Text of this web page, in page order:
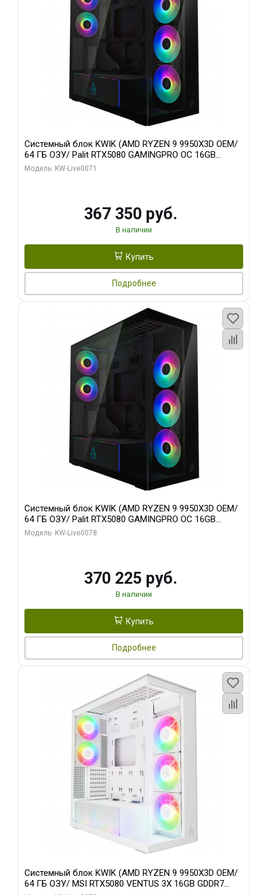
Системный блок KWIK (AMD RYZEN 9 9950X3D OEM/
64 ГБ ОЗУ/ Palit RTX5080 GAMINGPRO OC 16GB
GDDR7 256bit 3xDP HD/ 960 ГБ SSD)
Модель: KW-Live0071
367 350 руб.
В наличии
Купить
Подробнее
Системный блок KWIK (AMD RYZEN 9 9950X3D OEM/
64 ГБ ОЗУ/ Palit RTX5080 GAMINGPRO OC 16GB
GDDR7 256bit 3xDP HD/ 1 ТБ SSD)
Модель: KW-Live0078
370 225 руб.
В наличии
Купить
Подробнее
Системный блок KWIK (AMD RYZEN 9 9950X3D OEM/
64 ГБ ОЗУ/ MSI RTX5080 VENTUS 3X 16GB GDDR7